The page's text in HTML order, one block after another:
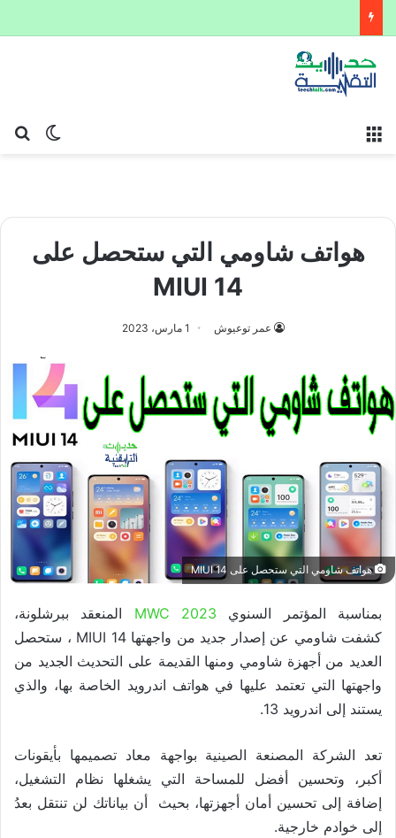
الوضع
هواتف شاومي التي ستحصل على
MIUI 14
عمر توعيوش 1 مارس، 2023
هواتف شاومي التي ستحصل على MIUI 14
بمناسبة المؤتمر السنوي MWC 2023 المنعقد ببرشلونة،
كشفت شاومي عن إصدار جديد من واجهتها MIUI 14 ، ستحصل
العديد من أجهزة شاومي ومنها القديمة على التحديث الجديد من
واجهتها التي تعتمد عليها في هواتف اندرويد الخاصة بها، والذي
يستند إلى اندرويد 13.
تعد الشركة المصنعة الصينية بواجهة معاد تصميمها بأيقونات
أكبر، وتحسين أفضل للمساحة التي يشغلها نظام التشغيل،
إضافة إلى تحسين أمان أجهزتها، بحيث أن بياناتك لن تنتقل بعدُ
إلى خوادم خارجية.